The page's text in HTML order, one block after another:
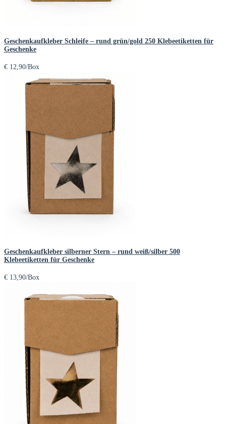
Geschenkaufkleber Schleife – rund grün/gold 250 Klebeetiketten für
Geschenke
€ 12,90/Box
Geschenkaufkleber silberner Stern – rund weiß/silber 500
Klebeetiketten für Geschenke
€ 13,90/Box